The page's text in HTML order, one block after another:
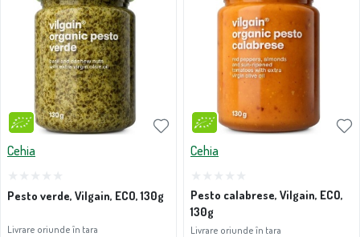
Cehia
Pesto verde, Vilgain, ECO, 130g
Livrare oriunde în tara
Cehia
Pesto calabrese, Vilgain, ECO,
130g
Livrare oriunde în tara